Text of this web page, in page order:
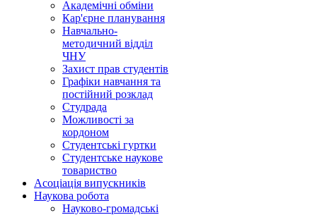
Академічні обміни
Кар'єрне планування
Навчально-
методичний відділ
ЧНУ
Захист прав студентів
Графіки навчання та
постійний розклад
Студрада
Можливості за
кордоном
Студентські гуртки
Студентське наукове
товариство
Асоціація випускників
Наукова робота
Науково-громадські